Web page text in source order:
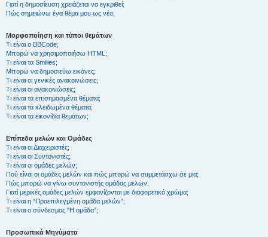
Γιατί η δημοσίευση χρειάζεται να εγκριθεί;
Πώς σημειώνω ένα θέμα μου ως νέο;
Μορφοποίηση και τύποι θεμάτων
Τι είναι ο BBCode;
Μπορώ να χρησιμοποιήσω HTML;
Τι είναι τα Smilies;
Μπορώ να δημοσιεύω εικόνες;
Τι είναι οι γενικές ανακοινώσεις;
Τι είναι οι ανακοινώσεις;
Τι είναι τα επισημασμένα θέματα;
Τι είναι τα κλειδωμένα θέματα;
Τι είναι τα εικονίδια θεμάτων;
Επίπεδα μελών και Ομάδες
Τι είναι οι Διαχειριστές;
Τι είναι οι Συντονιστές;
Τι είναι οι ομάδες μελών;
Πού είναι οι ομάδες μελών και πώς μπορώ να συμμετάσχω σε μια;
Πώς μπορώ να γίνω συντονιστής ομάδας μελών;
Γιατί μερικές ομάδες μελών εμφανίζονται με διαφορετικό χρώμα;
Τι είναι η “Προεπιλεγμένη ομάδα μελών”;
Τι είναι ο σύνδεσμος "Η ομάδα”;
Προσωπικά Μηνύματα